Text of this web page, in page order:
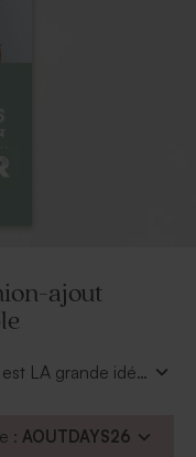
ajout
est LA grande idée
8 couleurs de
: AOUTDAYS26